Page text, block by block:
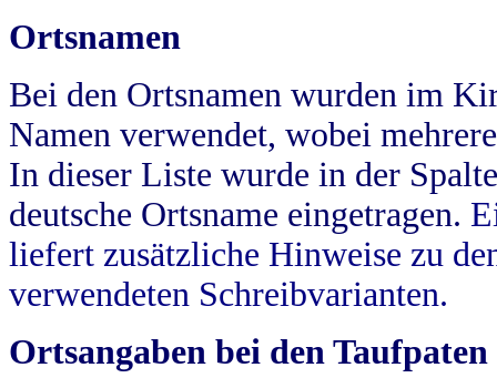
Ortsnamen
Bei den Ortsnamen wurden im
Namen verwendet, wobei
In dieser Liste wurde in der
deutsche Ortsname eingetragen.
liefert zusätzliche Hinweise zu
verwendeten Schreibvarianten.
Ortsangaben bei den Taufpaten